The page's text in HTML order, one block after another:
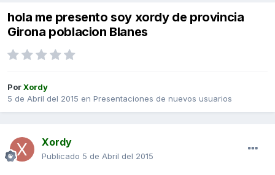
hola me presento soy xordy de provincia
Girona poblacion Blanes
PorXordy
5 de Abril del 2015 en Presentaciones de nuevos usuarios
Xordy
Publicado 5 de Abril del 2015